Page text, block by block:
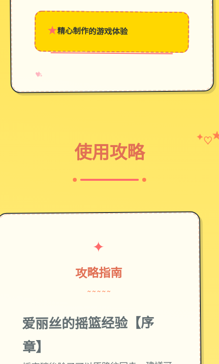
★精心制作的游戏体验
♥
✧
→
使用攻略
✦♡
✦
攻略指南
~~~~~
爱丽丝的摇篮经验【序
章】